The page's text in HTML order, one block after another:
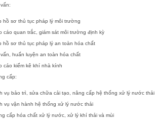
hồ sơ thủ tục pháp lý môi trường
cáo quan trắc, giám sát môi trường định kỳ
hồ sơ thủ tục pháp lý an toàn hóa chất
huấn luyện an toàn hóa chất
cáo kiểm kê khí nhà kính
cấp:
vụ bảo trì, sửa chữa cải tạo, nâng cấp hệ thống xử lý nước thải
vụ vận hành hệ thống xử lý nước thải
cấp hóa chất xử lý nước, xử lý khí thải và mùi